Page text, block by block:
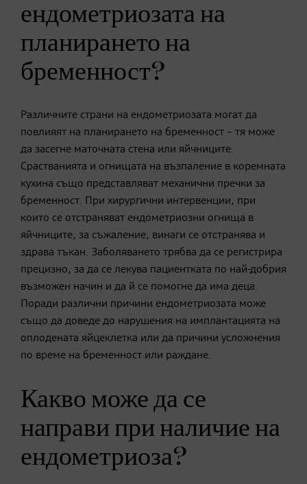
ендометриозата на
планирането на
бременност?
Различните страни на ендометриозата могат да
повлияят на планирането на бременност – тя може
да засегне маточната стена или яйчниците.
Срастванията и огнищата на възпаление в коремната
кухина също представляват механични пречки за
бременност. При хирургични интервенции, при
които се отстраняват ендометриозни огнища в
яйчниците, за съжаление, винаги се отстранява и
здрава тъкан. Заболяването трябва да се регистрира
прецизно, за да се лекува пациентката по най-добрия
възможен начин и да й се помогне да има деца.
Поради различни причини ендометриозата може
също да доведе до нарушения на имплантацията на
оплодената яйцеклетка или да причини усложнения
по време на бременност или раждане.
Какво може да се
направи при наличие на
ендометриоза?